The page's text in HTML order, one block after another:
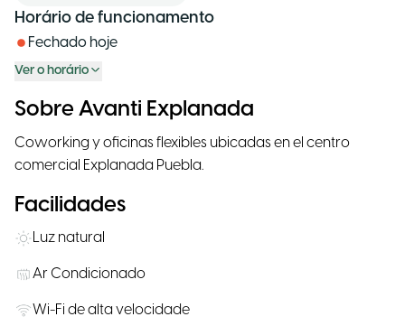
Horário de funcionamento
Fechado hoje
Ver o horário
Sobre Avanti Explanada
Coworking y oficinas flexibles ubicadas en el centro
comercial Explanada Puebla.
Facilidades
Luz natural
Ar Condicionado
Wi-Fi de alta velocidade